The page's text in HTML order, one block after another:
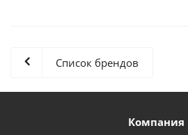
Список брендов
Компания